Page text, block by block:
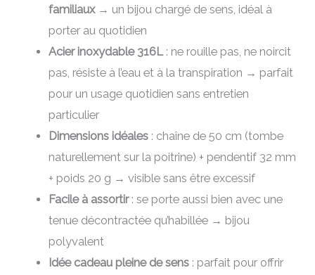
familiaux→ un bijou chargé de sens, idéal à
porter au quotidien
Acier inoxydable 316L: ne rouille pas, ne noircit
pas, résiste à l’eau et à la transpiration → parfait
pour un usage quotidien sans entretien
particulier
Dimensions idéales : chaîne de 50 cm (tombe
naturellement sur la poitrine) + pendentif 32 mm
+ poids 20 g → visible sans être excessif
Facile à assortir: se porte aussi bien avec une
tenue décontractée qu’habillée → bijou
polyvalent
Idée cadeau pleine de sens : parfait pour offrir